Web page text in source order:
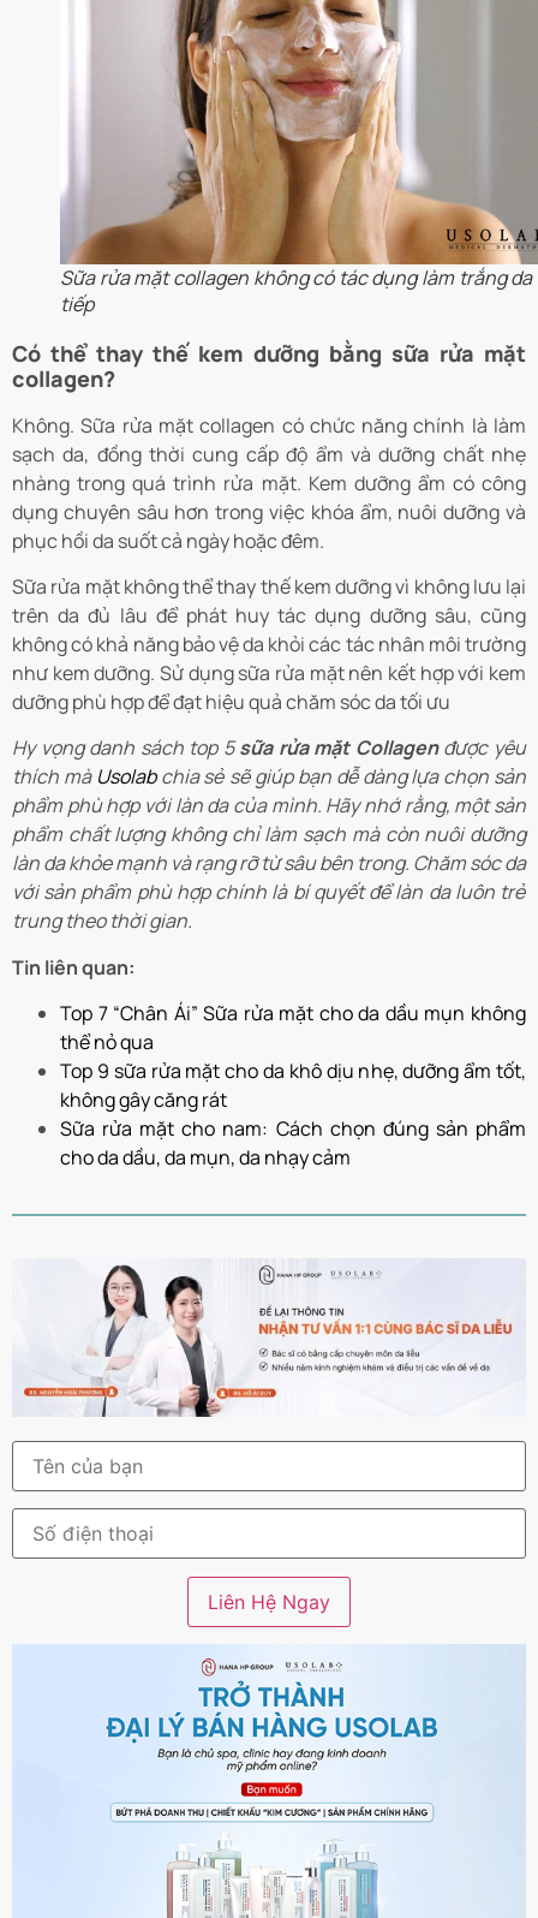
Sữa rửa mặt collagen không có tác dụng làm trắng
tiếp
Có thể thay thế kem dưỡng bằng sữa rửa mặt
collagen?
Không. Sữa rửa mặt collagen có chức năng chính là làm
sạch da, đồng thời cung cấp độ ẩm và dưỡng chất nhẹ
nhàng trong quá trình rửa mặt. Kem dưỡng ẩm có công
dụng chuyên sâu hơn trong việc khóa ẩm, nuôi dưỡng và
phục hồi da suốt cả ngày hoặc đêm.
Sữa rửa mặt không thể thay thế kem dưỡng vì không lưu lại
trên da đủ lâu để phát huy tác dụng dưỡng sâu, cũng
không có khả năng bảo vệ da khỏi các tác nhân môi trường
như kem dưỡng. Sử dụng sữa rửa mặt nên kết hợp với kem
dưỡng phù hợp để đạt hiệu quả chăm sóc da tối ưu
Hy vọng danh sách top 5sữa rửa mặt Collagenđược yêu
thích mà Usolabchia sẻ sẽ giúp bạn dễ dàng lựa chọn sản
phẩm phù hợp với làn da của mình. Hãy nhớ rằng, một sản
phẩm chất lượng không chỉ làm sạch mà còn nuôi dưỡng
làn da khỏe mạnh và rạng rỡ từ sâu bên trong. Chăm sóc da
với sản phẩm phù hợp chính là bí quyết để làn da luôn trẻ
trung theo thời gian.
Tin liên quan:
Top 7 “Chân Ái” Sữa rửa mặt cho da dầu mụn không
thể nỏ qua
Top 9 sữa rửa mặt cho da khô dịu nhẹ, dưỡng ẩm tốt,
không gây căng rát
Sữa rửa mặt cho nam: Cách chọn đúng sản phẩm
cho da dầu, da mụn, da nhạy cảm